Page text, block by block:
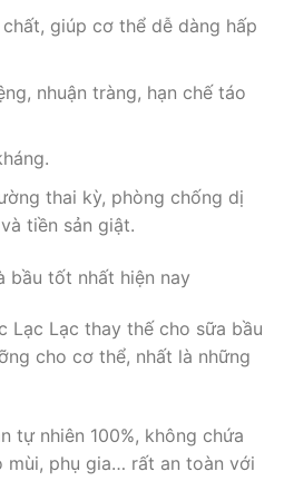
giúp cơ thể dễ dàng hấp
nhuận tràng, hạn chế táo
thai kỳ, phòng chống dị
tiền sản giật.
Lạc Lạc thay thế cho sữa bầu
cho cơ thể, nhất là những
tự nhiên 100%, không chứa
mùi, phụ gia… rất an toàn với